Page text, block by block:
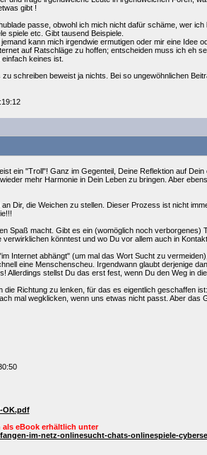
gibt !
passe, obwohl ich mich nicht dafür schäme, wer
spiele etc. Gibt tausend Beispiele.
kann mich irgendwie ermutigen oder mir eine Idee
auf Ratschläge zu hoffen; entscheiden muss ich eh
keines ist.
schreiben beweist ja nichts. Bei so ungewöhnlichen
ein "Troll"! Ganz im Gegenteil, Deine Reflektion auf
mehr Harmonie in Dein Leben zu bringen. Aber
Dir, die Weichen zu stellen. Dieser Prozess ist nicht
Spaß macht. Gibt es ein (womöglich noch
könntest und wo Du vor allem auch in
Internet abhängt" (um mal das Wort Sucht zu
eine Menschenscheu. Irgendwann glaubt derjenige
Allerdings stellst Du das erst fest, wenn Du den Weg in
Richtung zu lenken, für das es eigentlich geschaffen
mal wegklicken, wenn uns etwas nicht passt. Aber
OK.pdf
als eBook erhältlich unter
im-netz-onlinesucht-chats-onlinespiele-